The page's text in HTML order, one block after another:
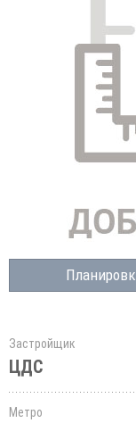
Застройщик
ЦДС
Метро